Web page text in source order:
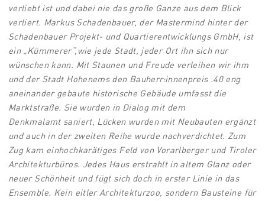
verliebt ist und dabei nie das große Ganze aus dem Blick
verliert. Markus Schadenbauer, der Mastermind hinter der
Schadenbauer Projekt- und Quartierentwicklungs GmbH, ist
ein „Kümmerer“, wie jede Stadt, jeder Ort ihn sich nur
wünschen kann. Mit Staunen und Freude verleihen wir ihm
und der Stadt Hohenems den Bauherr:innenpreis .40 eng
aneinander gebaute historische Gebäude umfasst die
Marktstraße. Sie wurden in Dialog mit dem
Denkmalamt saniert, Lücken wurden mit Neubauten ergänzt
und auch in der zweiten Reihe wurde nachverdichtet. Zum
Zug kam einhochkarätiges Feld von Vorarlberger und Tiroler
Architekturbüros. Jedes Haus erstrahlt in altem Glanz oder
neuer Schönheit und fügt sich doch in erster Linie in das
Ensemble. Kein eitler Architekturzoo, sondern Bausteine für